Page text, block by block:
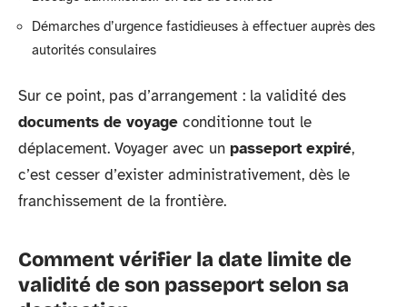
Démarches d’urgence fastidieuses à effectuer auprès des
autorités consulaires
Sur ce point, pas d’arrangement : la validité des
documents de voyage conditionne tout le
déplacement. Voyager avec un passeport expiré,
c’est cesser d’exister administrativement, dès le
franchissement de la frontière.
Comment vérifier la date limite de
validité de son passeport selon sa